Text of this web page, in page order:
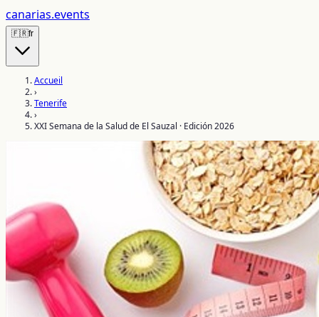
canarias.events
🇫🇷fr
Accueil
›
Tenerife
›
XXI Semana de la Salud de El Sauzal · Edición 2026